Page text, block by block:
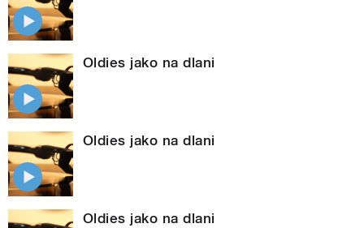
Oldies jako na dlani
Oldies jako na dlani
Oldies jako na dlani